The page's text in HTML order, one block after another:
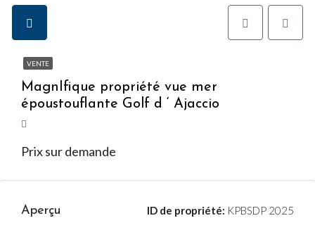
VENTE
MagnIfique propriété vue mer
époustouflante Golf d ‘ Ajaccio
Prix sur demande
Aperçu ID de propriété: KPBSDP 2025